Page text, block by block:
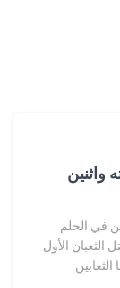
واثنين
في الحلم
الثعبان الأول